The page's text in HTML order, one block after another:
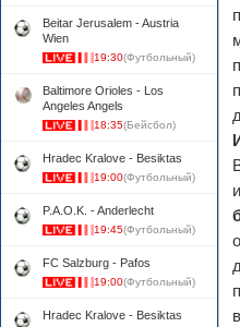
Beitar Jerusalem - Austria
Wien
19:30(Футбольный)
Baltimore Orioles - Los
Angeles Angels
18:35(Бейсбол)
Hradec Kralove - Besiktas
19:00(Футбольный)
P.A.O.K. - Anderlecht
19:45(Футбольный)
FC Salzburg - Pafos
19:00(Футбольный)
Hradec Kralove - Besiktas